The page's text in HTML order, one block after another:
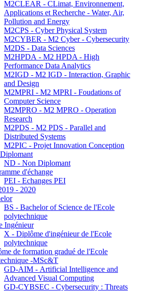
M2CLEAR - CLimat, Environnement,
Applications et Recherche - Water, Air,
Pollution and Energy
M2CPS - Cyber Physical System
M2CYBER - M2 Cyber - Cybersecurity
M2DS - Data Sciences
M2HPDA - M2 HPDA - High
Performance Data Analytics
M2IGD - M2 IGD - Interaction, Graphic
and Design
M2MPRI - M2 MPRI - Foudations of
Computer Science
M2MPRO - M2 MPRO - Operation
Research
M2PDS - M2 PDS - Parallel and
Distributed Systems
M2PIC - Projet Innovation Conception
ND - Non Diplomant
d'échange
PEI - Echanges PEI
- 2020
BS - Bachelor of Science de l'Ecole
polytechnique
Ingénieur
X - Diplôme d'ingénieur de l'Ecole
polytechnique
de formation gradué de l'Ecole
-MSc&T
GD-AIM - Artificial Intelligence and
Advanced Visual Computing
GD-CYBSEC - Cybersecurity : Threats